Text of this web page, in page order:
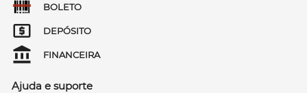
BOLETO
DEPÓSITO
FINANCEIRA
Ajuda e suporte